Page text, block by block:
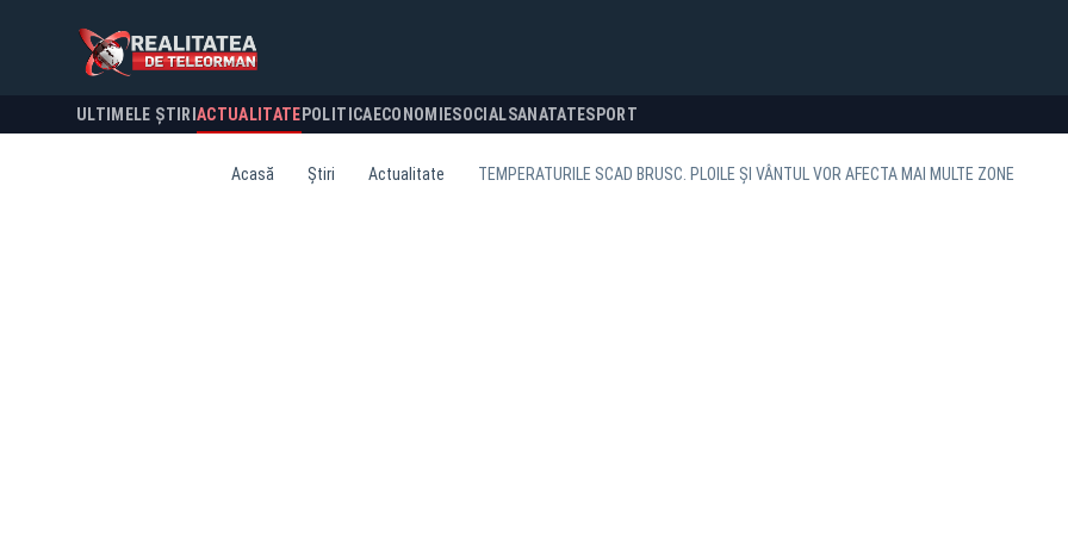
ULTIMELE ȘTIRI ACTUALITATE POLITICA ECONOMIESOCIALSANATATESPORT
Acasă Știri Actualitate TEMPERATURILE SCAD BRUSC. PLOILE ȘI VÂNTUL VOR AFECTA MAI MULTE ZONE